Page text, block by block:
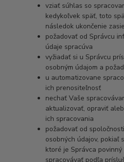
vziať súhlas so
kedykoľvek späť, toto
následok ukončenie
požadovať od Správcu
údaje spracúva
vyžiadať si u Správcu
osobným údajom a
u automatizovane
ich prenositeľnosť
nechať Vaše
aktualizovať, opraviť
ich spracovania
požadovať od
osobných údajov, pokiaľ
ktoré je Správca
spracovávať podľa